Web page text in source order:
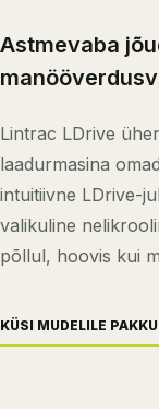
Astmevaba
Lintrac LDrive
laadurmasina
intuitiivne LDrive-
valikuline
põllul, hoovis kui
KÜSI MUDELILE